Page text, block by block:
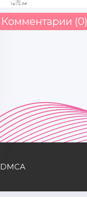
Комментарии (0)
DMCA